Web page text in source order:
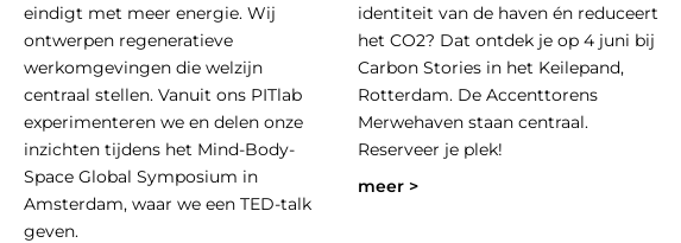
eindigt met meer energie. Wij
ontwerpen regeneratieve
werkomgevingen die welzijn
centraal stellen. Vanuit ons PITlab
experimenteren we en delen onze
inzichten tijdens het Mind-Body-
Space Global Symposium in
Amsterdam, waar we een TED-talk
geven.
identiteit van de haven én reduceert
het CO2? Dat ontdek je op 4 juni bij
Carbon Stories in het Keilepand,
Rotterdam. De Accenttorens
Merwehaven staan centraal.
Reserveer je plek!
meer >